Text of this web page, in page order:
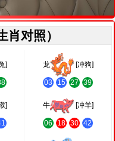
对照）
] 龙 [冲狗]
03 15 27 39
] 牛 [冲羊]
06 18 30 42